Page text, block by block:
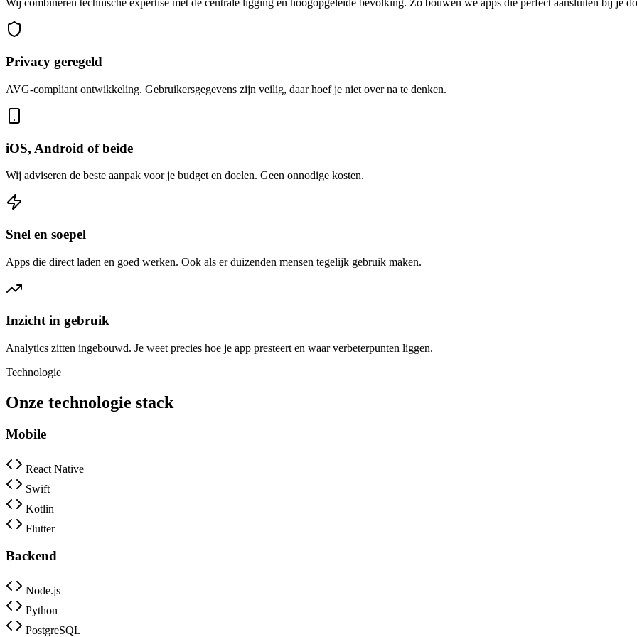
Wij combineren technische expertise met de centrale ligging en hoogopgeleide bevolking. Zo bouwen we apps die perfect aansluiten bij je
Privacy geregeld
AVG-compliant ontwikkeling. Gebruikersgegevens zijn veilig, daar hoef je niet over na te denken.
iOS, Android of beide
Wij adviseren de beste aanpak voor je budget en doelen. Geen onnodige kosten.
Snel en soepel
Apps die direct laden en goed werken. Ook als er duizenden mensen tegelijk gebruik maken.
Inzicht in gebruik
Analytics zitten ingebouwd. Je weet precies hoe je app presteert en waar verbeterpunten liggen.
Technologie
Onze technologie stack
Mobile
React Native
Swift
Kotlin
Flutter
Backend
Node.js
Python
PostgreSQL